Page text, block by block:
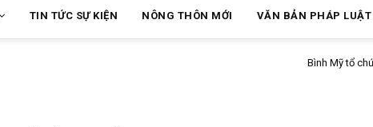
TIN TỨC SỰ KIỆN NÔNG THÔN MỚI VĂN BẢN PHÁP LUẬT
Bình Mỹ tổ chức Hội nghị Nhân dân thực hiện dân chủ ở cơ sở quý II năm 2026 tại